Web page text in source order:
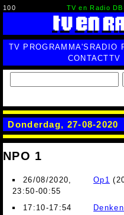
100 TV en Radio DB
TV PROGRAMMA'S RADIO
CONTACTTV
Donderdag, 27-08-2020
NPO 1
26/08/2020,
23:50-00:55
Op1
17:10-17:54